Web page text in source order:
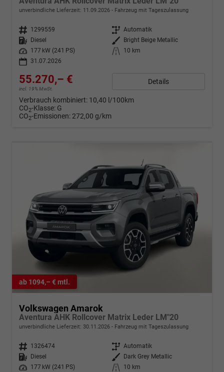
unverbindliche Lieferzeit: 11.09.2026 Fahrzeug mit Tageszulassung
Fahrzeugnr. 1299559 Getriebe Automatik
Kraftstoff
Diesel Außenfarbe
Bright Beige Metallic
Leistung
177 kW (241 PS) Kilometerstand
10 km
31.07.2026
55.270,– €
incl. 19% MwSt.
Details
Verbrauch kombiniert: 10,40 l/100km
CO2-Klasse: G
CO2-Emissionen: 272,00 g/km
ab 1094,– € mtl.
Volkswagen Amarok
Aventura AHK Rollcover Matrix Leder LM"20
unverbindliche Lieferzeit: 30.11.2026 Fahrzeug mit Tageszulassung
Fahrzeugnr. 1326474 Getriebe Automatik
Kraftstoff
Diesel Außenfarbe
Dark Grey Metallic
Leistung
177 kW (241 PS) Kilometerstand
10 km